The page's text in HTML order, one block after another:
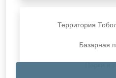
Территория
Базарная